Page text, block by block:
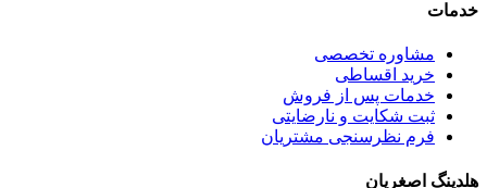
خدمات
مشاوره تخصصی
خرید اقساطی
خدمات پس از فروش
ثبت شکایت و نارضایتی
فرم نظرسنجی مشتریان
هلدینگ اصغریان